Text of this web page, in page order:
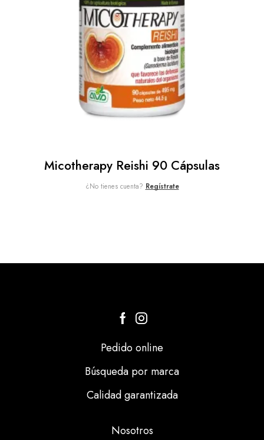
Micotherapy Reishi 90 Cápsulas
¿No tienes cuenta? Regístrate
Pedido online
Búsqueda por marca
Calidad garantizada
Nosotros